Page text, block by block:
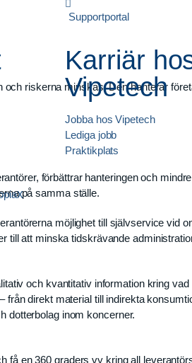
Supportportal
Karriär
Vipetech
Jobba hos Vipetech
Lediga jobb
Praktikplats
X
riskerna minskas. Den hanterar
förbättrar hanteringen och
på samma ställe.
möjlighet till självservice vid
att minska tidskrävande
och kvantitativ information kring
direkt material till indirekta
dotterbolag inom koncerner.
en 360 graders vy kring all